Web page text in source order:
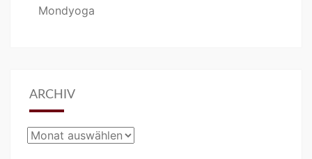
Mondyoga
ARCHIV
Archiv